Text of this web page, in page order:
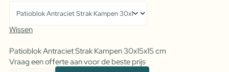
Wissen
Patioblok Antraciet Strak Kampen 30x15x15 cm
Vraag een offerte aan voor de beste prijs